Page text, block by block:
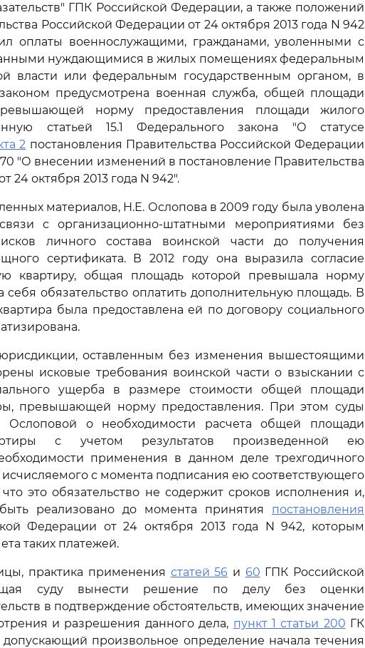
ГПК Российской Федерации, а также положений
Российской Федерации от 24 октября 2013 года N 942
оплаты военнослужащими, гражданами, уволенными с
нуждающимися в жилых помещениях федеральным
власти или федеральным государственным органом, в
предусмотрена военная служба, общей площади
норму предоставления площади жилого
статьей 15.1 Федерального закона "О статусе
2 постановления Правительства Российской Федерации
70 "О внесении изменений в постановление Правительства
24 октября 2013 года N 942".
материалов, Н.Е. Ослопова в 2009 году была уволена
с организационно-штатными мероприятиями без
личного состава воинской части до получения
сертификата. В 2012 году она выразила согласие
квартиру, общая площадь которой превышала норму
себя обязательство оплатить дополнительную площадь. В
была предоставлена ей по договору социального
оставленным без изменения вышестоящими
исковые требования воинской части о взыскании с
ущерба в размере стоимости общей площади
превышающей норму предоставления. При этом суды
Ослоповой о необходимости расчета общей площади
с учетом результатов произведенной ею
применения в данном деле трехгодичного
исчисляемого с момента подписания ею соответствующего
что это обязательство не содержит сроков исполнения и,
реализовано до момента принятия постановления
Федерации от 24 октября 2013 года N 942, которым
таких платежей.
практика применения статей 56 и 60 ГПК Российской
суду вынести решение по делу без оценки
в подтверждение обстоятельств, имеющих значение
и разрешения данного дела, пункт 1 статьи 200 ГК
произвольное определение начала течения